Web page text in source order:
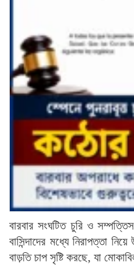
বারবার সংঘটিত চুরি ও
বাসিন্দাদের মধ্যে নিরাপত্তা
বাড়তি চাপ সৃষ্টি করছে, যা